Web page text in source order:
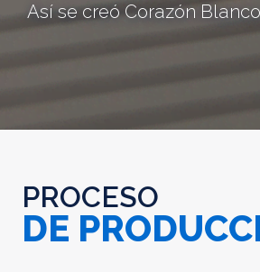
Así se creó Corazón
PROCESO
DE